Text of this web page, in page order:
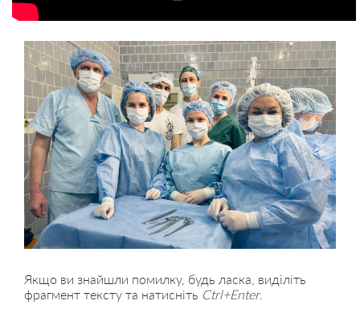
Якщо ви знайшли помилку, будь ласка, виділіть
фрагмент тексту та натисніть Ctrl+Enter.